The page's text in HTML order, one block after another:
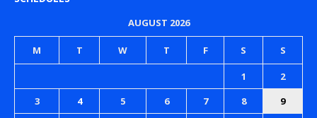
AUGUST 2026
M T W T F S S
1
2
3
4 5 6 7 8
9